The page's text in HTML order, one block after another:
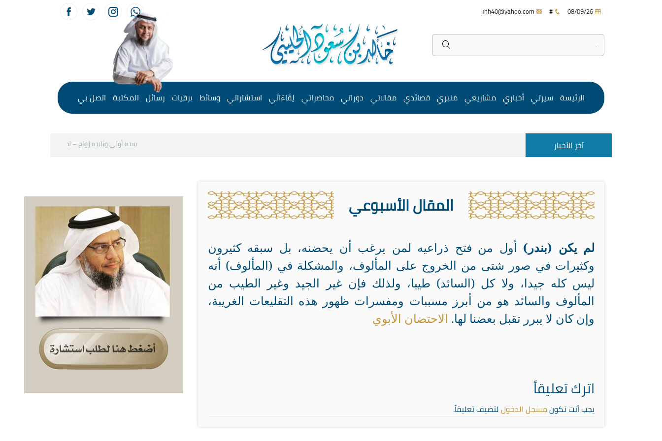
#
الرئيسة سيرتي أخباري مشاريعي منبري قصائدي مقالاتي دوراتي محاضراتي لِقَاءَاتَي استشاراتي وسائط برقيات رسائل المكتبة اتصل بي
آخر الأخبار سنة أولى وثانية زواج – لقاء مع د.خالد الحليبي
المقال الأسبوعي
لم يكن (بندر) أول من فتح ذراعيه لمن يرغب أن يحضنه، بل سبقه كثيرون
وكثيرات في صور شتى من الخروج على المألوف، والمشكلة في (المألوف) أنه
ليس كله جيدا، ولا كل (السائد) طيبا، ولذلك فإن غير الجيد وغير الطيب من
المألوف والسائد هو من أبرز مسببات ومفسرات ظهور هذه التقليعات الغريبة،
وإن كان لا يبرر تقبل بعضنا لها. الاحتضان الأبوي
اترك تعليقاً
يجب أنت تكونمسجل الدخوللتضيف تعليقاً.